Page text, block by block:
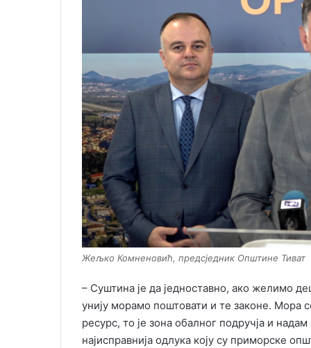
Жељко Комненовић, предсједник Општине Тиват
– Суштина је да једноставно, ако желимо
унију морамо поштовати и те законе. Мора
ресурс, то је зона обалног подручја и
најисправнија одлука коју су приморске